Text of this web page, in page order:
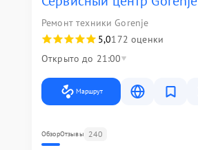
Ремонт техники Gorenje
5,0172 оценки
Открыто до 21:00
Маршрут
ОбзорОтзывы 240